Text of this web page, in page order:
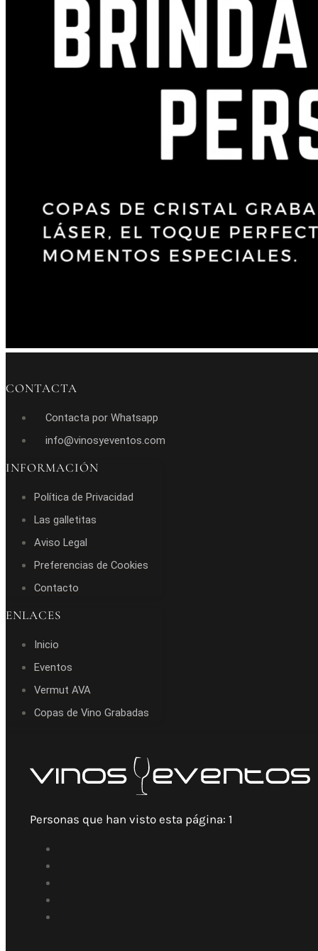
CONTACTA
Contacta por Whatsapp
info@vinosyeventos.com
INFORMACIÓN
Política de Privacidad
Las galletitas
Aviso Legal
Preferencias de Cookies
Contacto
ENLACES
Inicio
Eventos
Vermut AVA
Copas de Vino Grabadas
Personas que han visto esta página: 1